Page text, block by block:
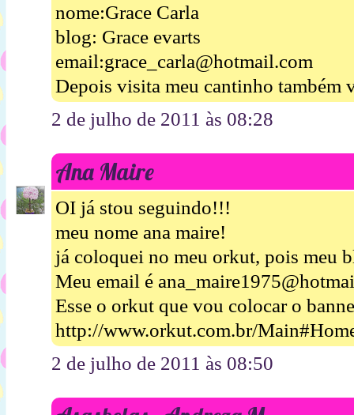
nome:Grace Carla
blog: Grace evarts
email:grace_carla@hotmail.com
Depois visita meu cantinho também
2 de julho de 2011 às 08:28
Ana Maire
OI já stou seguindo!!!
meu nome ana maire!
já coloquei no meu orkut, pois meu
Meu email é
Esse o orkut que vou colocar o
http://www.orkut.com.br/
2 de julho de 2011 às 08:50